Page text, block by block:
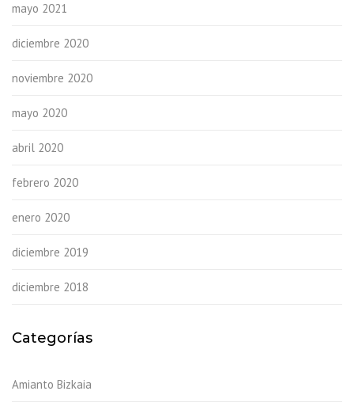
mayo 2021
diciembre 2020
noviembre 2020
mayo 2020
abril 2020
febrero 2020
enero 2020
diciembre 2019
diciembre 2018
Categorías
Amianto Bizkaia